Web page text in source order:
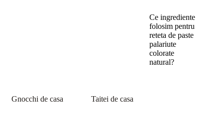
Gnocchi de casa Taitei de casa
Ce ingrediente
folosim pentru
reteta de paste
palariute
colorate
natural?